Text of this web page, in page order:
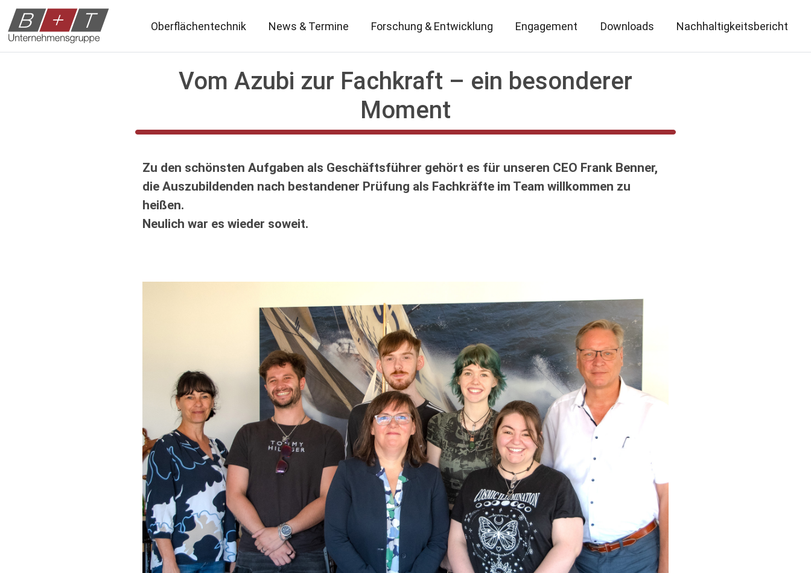
Oberflächentechnik News & Termine Forschung & Entwicklung Engagement Downloads Nachhaltigkeitsbericht
Vom Azubi zur Fachkraft – ein besonderer
Moment
Zu den schönsten Aufgaben als Geschäftsführer gehört es für unseren CEO Frank Benner,
die Auszubildenden nach bestandener Prüfung als Fachkräfte im Team willkommen zu
heißen.
Neulich war es wieder soweit.